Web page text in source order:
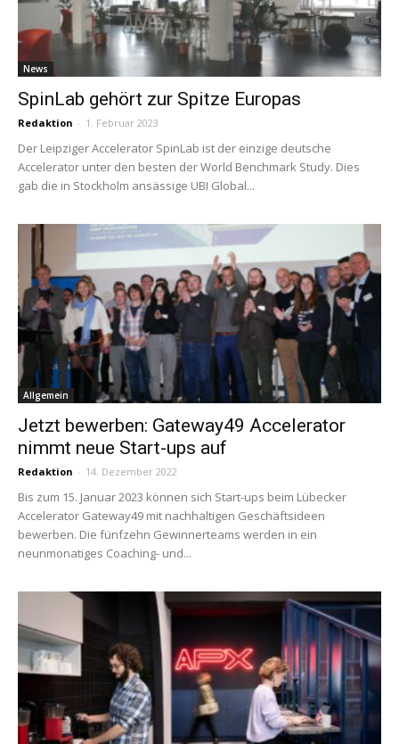
News
SpinLab gehört zur Spitze Europas
Redaktion - 1. Februar 2023
Der Leipziger Accelerator SpinLab ist der einzige deutsche
Accelerator unter den besten der World Benchmark Study. Dies
gab die in Stockholm ansässige UBI Global...
Allgemein
Jetzt bewerben: Gateway49 Accelerator
nimmt neue Start-ups auf
Redaktion - 14. Dezember 2022
Bis zum 15. Januar 2023 können sich Start-ups beim Lübecker
Accelerator Gateway49 mit nachhaltigen Geschäftsideen
bewerben. Die fünfzehn Gewinnerteams werden in ein
neunmonatiges Coaching- und...